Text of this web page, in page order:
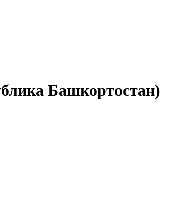
Башкортостан)